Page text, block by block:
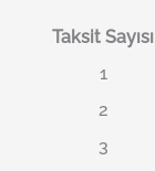
Taksit Sayısı
1
2
3